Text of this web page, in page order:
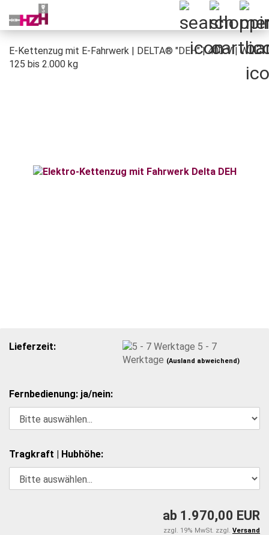
E-Kettenzug mit E-Fahrwerk | DELTA® "DEH" | 400 V | WLL
125 bis 2.000 kg
Lieferzeit:
5 - 7
Werktage (Ausland abweichend)
Fernbedienung: ja/nein:
Tragkraft | Hubhöhe:
ab 1.970,00 EUR
zzgl. 19% MwSt. zzgl. Versand